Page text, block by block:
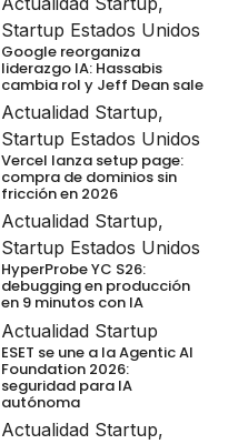
Startup Estados Unidos
Google reorganiza
liderazgo IA: Hassabis
cambia rol y Jeff Dean sale
Actualidad Startup,
Startup Estados Unidos
Vercel lanza setup page:
compra de dominios sin
fricción en 2026
Actualidad Startup,
Startup Estados Unidos
HyperProbe YC S26:
debugging en producción
en 9 minutos con IA
Actualidad Startup
ESET se une a la Agentic AI
Foundation 2026:
seguridad para IA
autónoma
Actualidad Startup,